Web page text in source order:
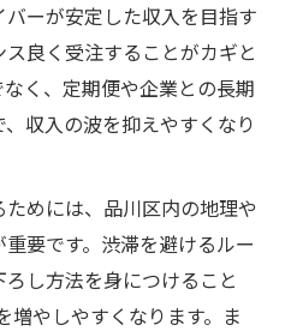
ーが安定した収入を目指す
良く受注することがカギと
く、定期便や企業との長期
収入の波を抑えやすくなり
めには、品川区内の地理や
要です。渋滞を避けるルー
し方法を身につけること
増やしやすくなります。ま